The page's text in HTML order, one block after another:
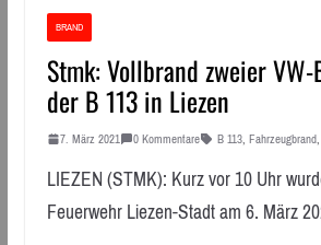
BRAND
Stmk: Vollbrand zweier VW-
der B 113 in Liezen
7. März 2021 0 Kommentare B 113, Fahrzeugbrand,
LIEZEN (STMK): Kurz vor 10 Uhr
Feuerwehr Liezen-Stadt am 6. März